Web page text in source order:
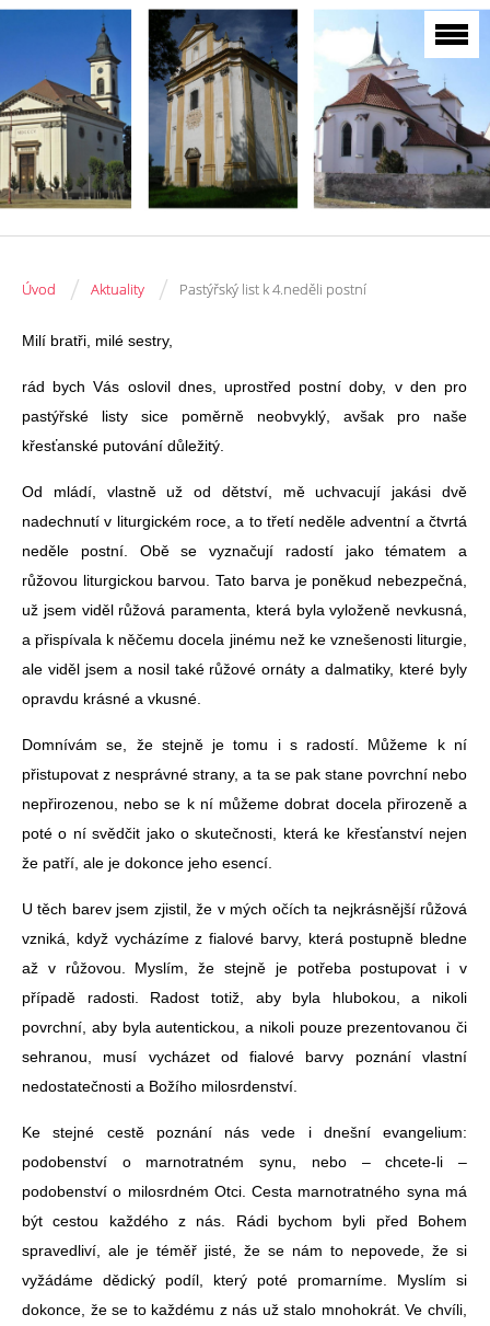
Úvod / Aktuality / Pastýřský list k 4.neděli postní
Milí bratři, milé sestry,
rád bych Vás oslovil dnes, uprostřed postní doby, v den pro
pastýřské listy sice poměrně neobvyklý, avšak pro naše
křesťanské putování důležitý.
Od mládí, vlastně už od dětství, mě uchvacují jakási dvě
nadechnutí v liturgickém roce, a to třetí neděle adventní a čtvrtá
neděle postní. Obě se vyznačují radostí jako tématem a
růžovou liturgickou barvou. Tato barva je poněkud nebezpečná,
už jsem viděl růžová paramenta, která byla vyloženě nevkusná,
a přispívala k něčemu docela jinému než ke vznešenosti liturgie,
ale viděl jsem a nosil také růžové ornáty a dalmatiky, které byly
opravdu krásné a vkusné.
Domnívám se, že stejně je tomu i s radostí. Můžeme k ní
přistupovat z nesprávné strany, a ta se pak stane povrchní nebo
nepřirozenou, nebo se k ní můžeme dobrat docela přirozeně a
poté o ní svědčit jako o skutečnosti, která ke křesťanství nejen
že patří, ale je dokonce jeho esencí.
U těch barev jsem zjistil, že v mých očích ta nejkrásnější růžová
vzniká, když vycházíme z fialové barvy, která postupně bledne
až v růžovou. Myslím, že stejně je potřeba postupovat i v
případě radosti. Radost totiž, aby byla hlubokou, a nikoli
povrchní, aby byla autentickou, a nikoli pouze prezentovanou či
sehranou, musí vycházet od fialové barvy poznání vlastní
nedostatečnosti a Božího milosrdenství.
Ke stejné cestě poznání nás vede i dnešní evangelium:
podobenství o marnotratném synu, nebo – chcete-li –
podobenství o milosrdném Otci. Cesta marnotratného syna má
být cestou každého z nás. Rádi bychom byli před Bohem
spravedliví, ale je téměř jisté, že se nám to nepovede, že si
vyžádáme dědický podíl, který poté promarníme. Myslím si
dokonce, že se to každému z nás už stalo mnohokrát. Ve chvíli,